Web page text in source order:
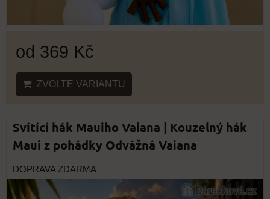
od 369 Kč
ZVOLTE VARIANTU
Svítící hák Mauiho Vaiana | Kouzelný hák
Maui z pohádky Odvážná Vaiana
DOPRAVA ZDARMA